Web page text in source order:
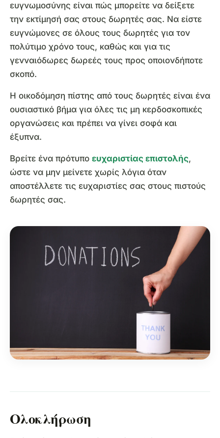
ευγνωμοσύνης είναι πώς μπορείτε να δείξετε
την εκτίμησή σας στους δωρητές σας. Να είστε
ευγνώμονες σε όλους τους δωρητές για τον
πολύτιμο χρόνο τους, καθώς και για τις
γενναιόδωρες δωρεές τους προς οποιονδήποτε
σκοπό.
Η οικοδόμηση πίστης από τους δωρητές είναι ένα
ουσιαστικό βήμα για όλες τις μη κερδοσκοπικές
οργανώσεις και πρέπει να γίνει σοφά και
έξυπνα.
Βρείτε ένα πρότυπο ευχαριστίας επιστολής,
ώστε να μην μείνετε χωρίς λόγια όταν
αποστέλλετε τις ευχαριστίες σας στους πιστούς
δωρητές σας.
Ολοκλήρωση